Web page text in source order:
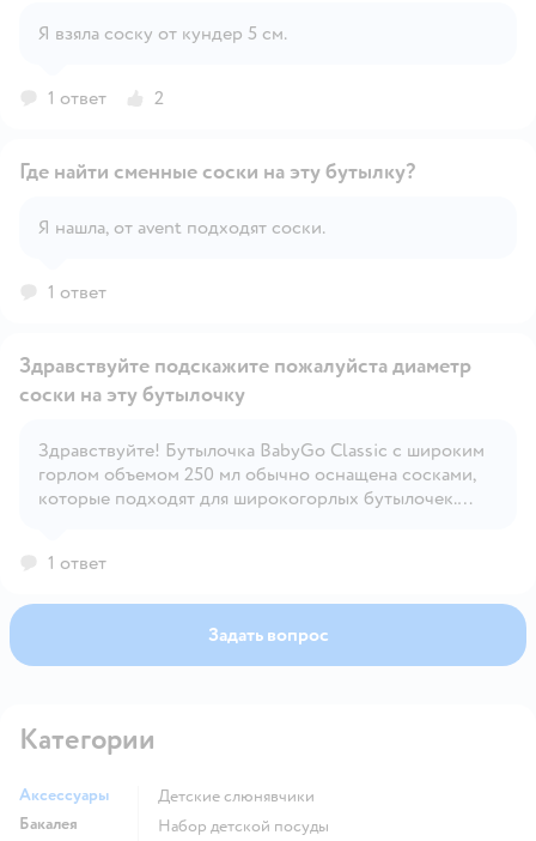
Я взяла соску от кундер 5 см.
1 ответ 2
Открыть вопрос
Где найти сменные соски на эту бутылку?
Я нашла, от avent подходят соски.
1 ответ
Открыть вопрос
Здравствуйте подскажите пожалуйста диаметр
соски на эту бутылочку
Здравствуйте! Бутылочка BabyGo Classic с широким
горлом объемом 250 мл обычно оснащена сосками,
которые подходят для широкогорлых бутылочек.
1 ответ
Задать вопрос
Категории
Аксессуары
Бакалея
Детские слюнявчики
набор детской посуды